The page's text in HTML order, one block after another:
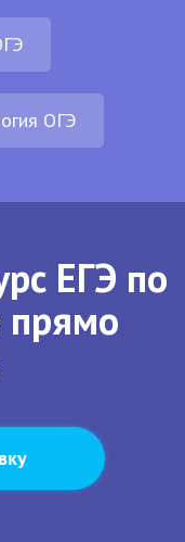
ОГЭ
ЕГЭ по
прямо